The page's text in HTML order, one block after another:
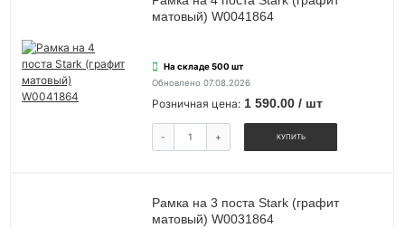
матовый) W0041864
На складе 500 шт
Обновлено 07.08.2026
Розничная цена: 1 590.00 / шт
- + КУПИТЬ
Рамка на 3 поста Stark (графит
матовый) W0031864